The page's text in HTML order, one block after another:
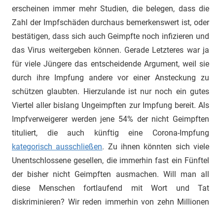
erscheinen immer mehr Studien, die belegen, dass die
Zahl der Impfschäden durchaus bemerkenswert ist, oder
bestätigen, dass sich auch Geimpfte noch infizieren und
das Virus weitergeben können. Gerade Letzteres war ja
für viele Jüngere das entscheidende Argument, weil sie
durch ihre Impfung andere vor einer Ansteckung zu
schützen glaubten. Hierzulande ist nur noch ein gutes
Viertel aller bislang Ungeimpften zur Impfung bereit. Als
Impfverweigerer werden jene 54% der nicht Geimpften
tituliert, die auch künftig eine Corona-Impfung
kategorisch ausschließen. Zu ihnen könnten sich viele
Unentschlossene gesellen, die immerhin fast ein Fünftel
der bisher nicht Geimpften ausmachen. Will man all
diese Menschen fortlaufend mit Wort und Tat
diskriminieren? Wir reden immerhin von zehn Millionen